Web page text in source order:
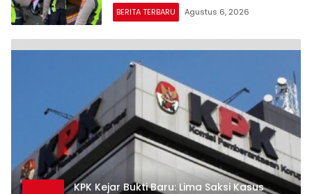
BERITA TERBARU Agustus 6, 2026
KPK Kejar Bukti Baru: Lima Saksi Kasus